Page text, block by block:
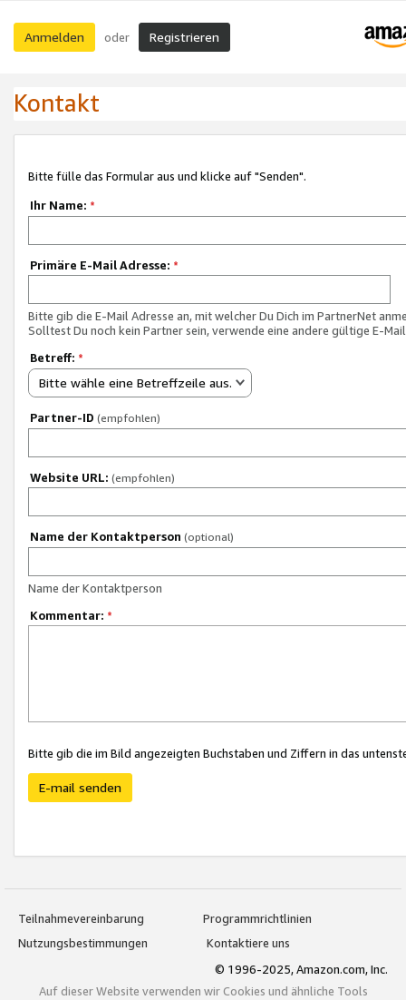
Anmelden oder Registrieren
Kontakt
Bitte fülle das Formular aus und klicke auf "Senden".
Ihr Name: *
Primäre E-Mail Adresse: *
Bitte gib die E-Mail Adresse an, mit welcher Du Dich im PartnerNet
Solltest Du noch kein Partner sein, verwende eine andere gültige E-
Betreff: *
Bitte wähle eine Betreffzeile aus.
Partner-ID (empfohlen)
Website URL: (empfohlen)
Name der Kontaktperson (optional)
Name der Kontaktperson
Kommentar: *
Bitte gib die im Bild angezeigten Buchstaben und Ziffern in das
E-mail senden
Teilnahmevereinbarung
Programmrichtlinien
Nutzungsbestimmungen
Kontaktiere uns
© 1996-2025, Amazon.com, Inc.
Auf dieser Website verwenden wir Cookies und ähnliche Tools